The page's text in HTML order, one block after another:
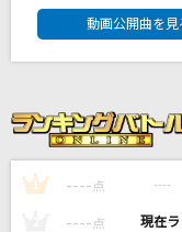
タイムマシン
ZONE
ビリヤニ
DAM★と
動画公開曲を見
1 ---- 点 ----
---- 点 ----